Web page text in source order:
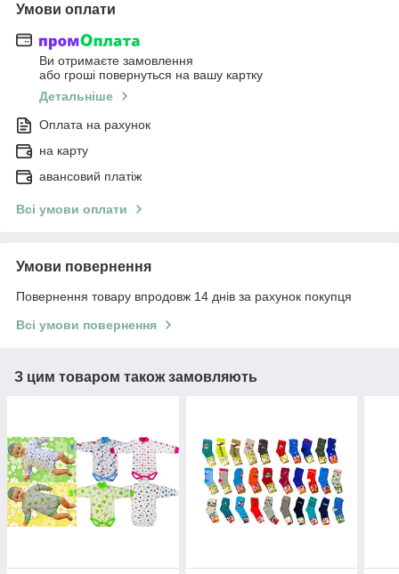
Умови оплати
Ви отримаєте замовлення
або гроші повернуться на вашу картку
Детальніше
Оплата на рахунок
на карту
авансовий платіж
Всі умови оплати
Умови повернення
Повернення товару впродовж 14 днів за рахунок покупця
Всі умови повернення
З цим товаром також замовляють